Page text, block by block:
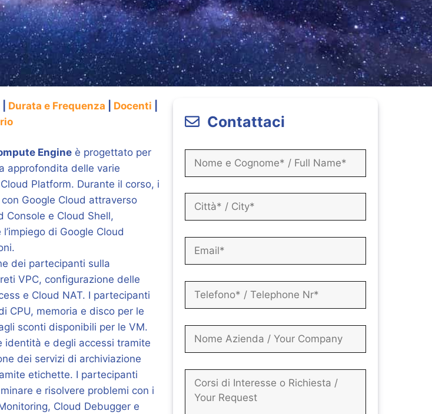
Durata e Frequenza Docenti
Engine è progettato per
approfondita delle varie
Platform. Durante il corso, i
Google Cloud attraverso
Console e Cloud Shell,
di Google Cloud
dei partecipanti sulla
VPC, configurazione delle
e Cloud NAT. I partecipanti
CPU, memoria e disco per le
sconti disponibili per le VM.
identità e degli accessi tramite
dei servizi di archiviazione
etichette. I partecipanti
e risolvere problemi con i
Cloud Debugger e
Contattaci